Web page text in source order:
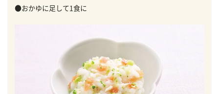
●おかゆに足して1食に